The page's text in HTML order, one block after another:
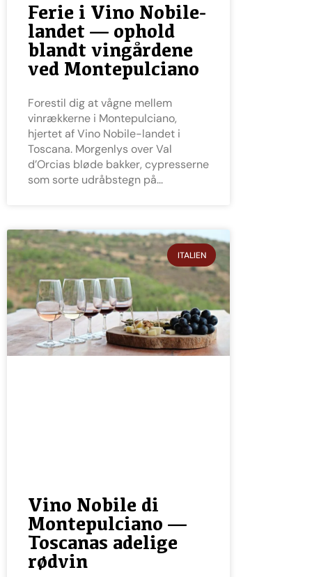
Ferie i Vino Nobile-
landet — ophold
blandt vingårdene
ved Montepulciano
Forestil dig at vågne mellem
vinrækkerne i Montepulciano,
hjertet af Vino Nobile-landet i
Toscana. Morgenlys over Val
d’Orcias bløde bakker, cypresserne
som sorte udråbstegn på
ITALIEN
Vino Nobile di
Montepulciano —
Toscanas adelige
rødvin